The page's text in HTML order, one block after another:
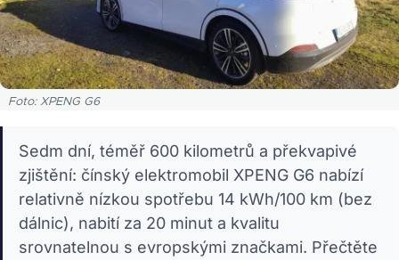
Foto: XPENG G6
Sedm dní, téměř 600 kilometrů a překvapivé
zjištění: čínský elektromobil XPENG G6 nabízí
relativně nízkou spotřebu 14 kWh/100 km (bez
dálnic), nabití za 20 minut a kvalitu
srovnatelnou s evropskými značkami. Přečtěte